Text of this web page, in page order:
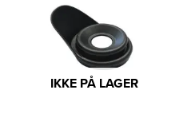
IKKE PÅ LAGER